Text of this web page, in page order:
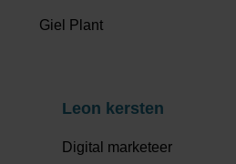
Giel Plant
Leon kersten
Digital marketeer